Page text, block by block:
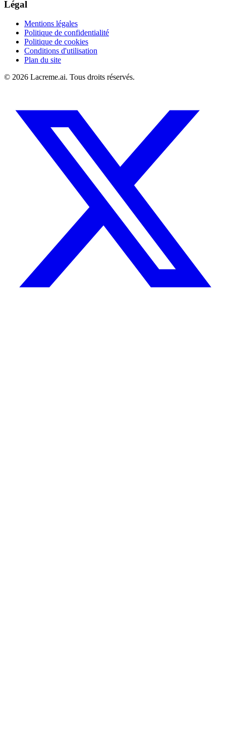
Légal
Mentions légales
Politique de confidentialité
Politique de cookies
Conditions d'utilisation
Plan du site
© 2026 Lacreme.ai. Tous droits réservés.